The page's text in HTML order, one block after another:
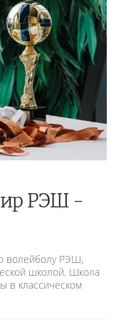
РЭШ -
волейболу РЭШ,
школой. Школа
в классическом